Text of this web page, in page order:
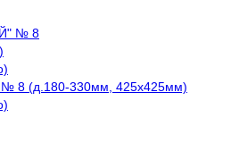
8 (д.180-330мм, 425х425мм)